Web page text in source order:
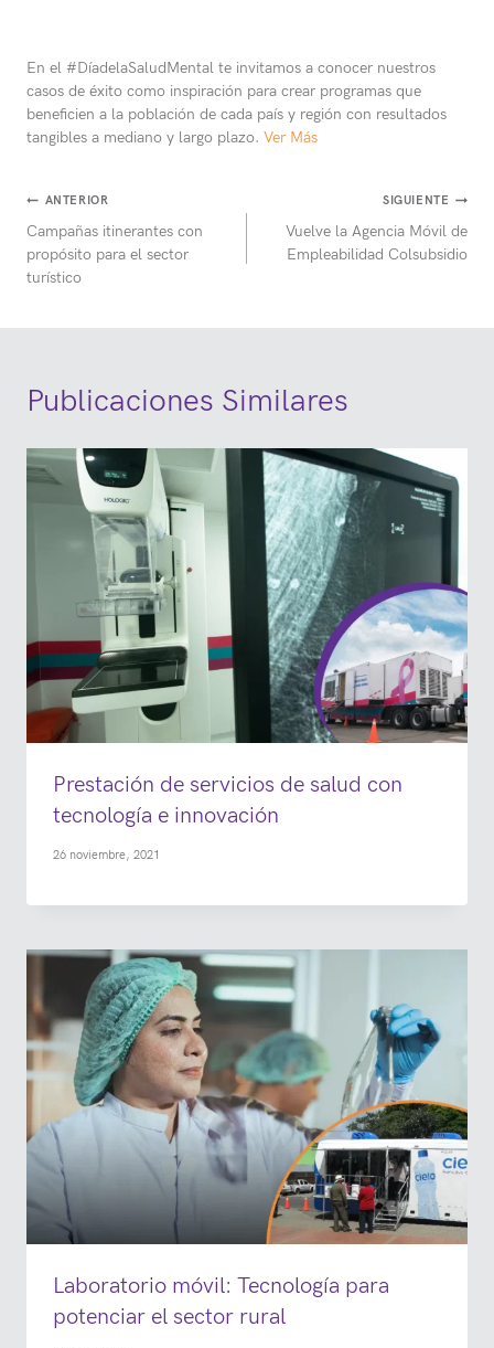
En el #DíadelaSaludMental te invitamos a conocer nuestros
casos de éxito como inspiración para crear programas que
beneficien a la población de cada país y región con resultados
tangibles a mediano y largo plazo. Ver Más
Navegación
de
entradas
ANTERIOR
Campañas itinerantes con
propósito para el sector
turístico
SIGUIENTE
Vuelve la Agencia Móvil de
Empleabilidad Colsubsidio
Publicaciones Similares
Prestación de servicios de salud con
tecnología e innovación
26 noviembre, 2021
Laboratorio móvil: Tecnología para
potenciar el sector rural